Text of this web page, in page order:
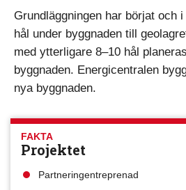
Grundläggningen har börjat och
hål under byggnaden till
med ytterligare 8–10 hål
byggnaden. Energicentralen
nya byggnaden.
FAKTA
Projektet
Partneringentreprenad